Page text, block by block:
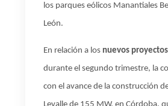
los parques eólicos Manantiales
León.
En relación a los nuevos
durante el segundo trimestre, la
con el avance de la construcción